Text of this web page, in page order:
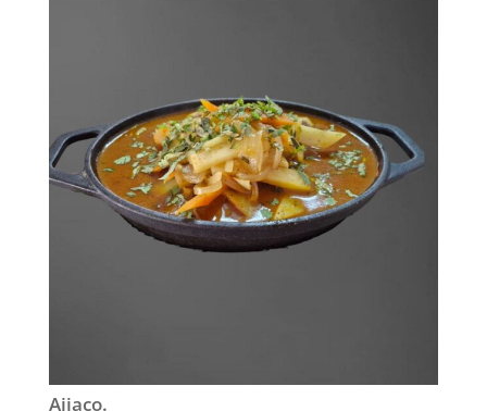
Ajiaco.